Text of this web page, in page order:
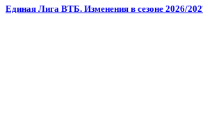
Единая Лига ВТБ. Изменения в сезоне 2026/